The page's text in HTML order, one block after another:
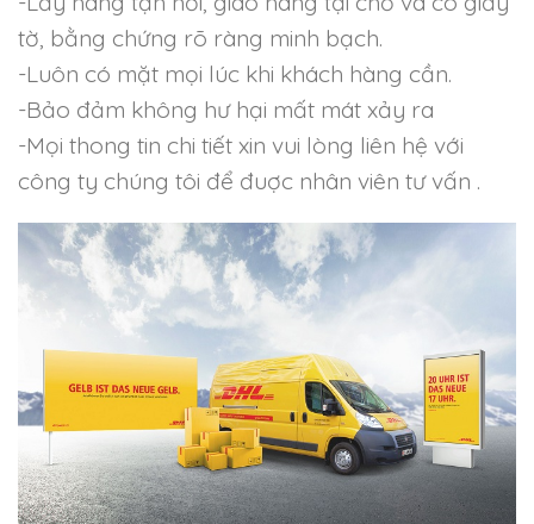
tờ, bằng chứng rõ ràng minh bạch.
-Luôn có mặt mọi lúc khi khách hàng cần.
-Bảo đảm không hư hại mất mát xảy ra
-Mọi thong tin chi tiết xin vui lòng liên hệ với
công ty chúng tôi để đuợc nhân viên tư vấn .